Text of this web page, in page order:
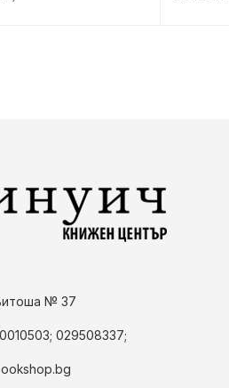
№ 37
029508337;